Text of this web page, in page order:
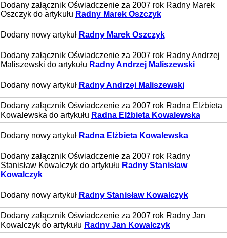
Dodany załącznik Oświadczenie za 2007 rok Radny Marek
Oszczyk do artykułu Radny Marek Oszczyk
Dodany nowy artykuł Radny Marek Oszczyk
Dodany załącznik Oświadczenie za 2007 rok Radny Andrzej
Maliszewski do artykułu Radny Andrzej Maliszewski
Dodany nowy artykuł Radny Andrzej Maliszewski
Dodany załącznik Oświadczenie za 2007 rok Radna Elżbieta
Kowalewska do artykułu Radna Elżbieta Kowalewska
Dodany nowy artykuł Radna Elżbieta Kowalewska
Dodany załącznik Oświadczenie za 2007 rok Radny
Stanisław Kowalczyk do artykułu Radny Stanisław
Kowalczyk
Dodany nowy artykuł Radny Stanisław Kowalczyk
Dodany załącznik Oświadczenie za 2007 rok Radny Jan
Kowalczyk do artykułu Radny Jan Kowalczyk